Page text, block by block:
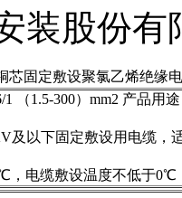
装股份有
固定敷设聚氯乙烯绝缘
1 （1.5-300）mm2 产品用
下固定敷设用电缆，适
电缆敷设温度不低于